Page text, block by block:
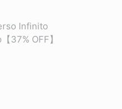
Infinito
37% OFF】